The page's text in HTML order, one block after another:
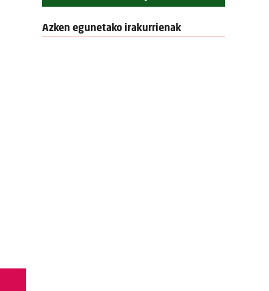
Azken egunetako irakurrienak